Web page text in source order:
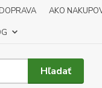
DOPRAVA AKO
Hľadať